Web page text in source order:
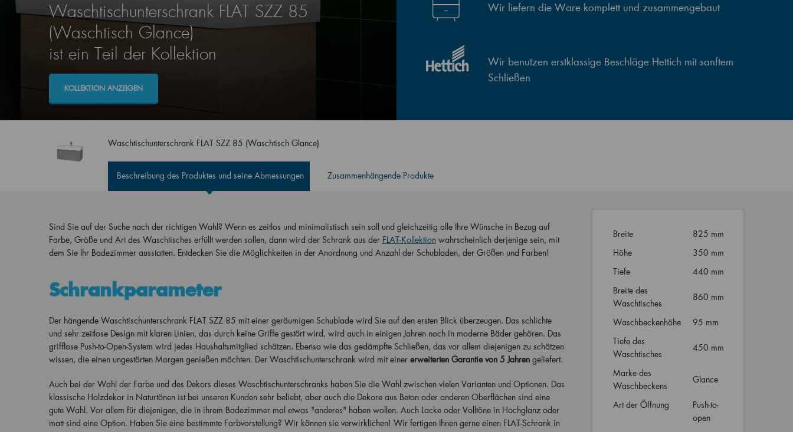
Waschtischunterschrank FLAT SZZ 85
(Waschtisch Glance)
ist ein Teil der Kollektion
KOLLEKTION ANZEIGEN
Wir liefern die Ware komplett und zusammengebaut
Wir benutzen erstklassige Beschläge Hettich mit sanftem
Schließen
Waschtischunterschrank FLAT SZZ 85 (Waschtisch Glance)
Beschreibung des Produktes und seine Abmessungen Zusammenhängende Produkte
Sind Sie auf der Suche nach der richtigen Wahl? Wenn es zeitlos und minimalistisch sein soll und gleichzeitig alle Ihre Wünsche in Bezug auf
Farbe, Größe und Art des Waschtisches erfüllt werden sollen, dann wird der Schrank aus der FLAT-Kollektion wahrscheinlich derjenige sein, mit
dem Sie Ihr Badezimmer ausstatten. Entdecken Sie die Möglichkeiten in der Anordnung und Anzahl der Schubladen, der Größen und Farben!
Schrankparameter
Der hängende Waschtischunterschrank FLAT SZZ 85 mit einer geräumigen Schublade wird Sie auf den ersten Blick überzeugen. Das schlichte
und sehr zeitlose Design mit klaren Linien, das durch keine Griffe gestört wird, wird auch in einigen Jahren noch in moderne Bäder gehören. Das
grifflose Push-to-Open-System wird jedes Haushaltsmitglied schätzen. Ebenso wie das gedämpfte Schließen, das vor allem diejenigen zu schätzen
wissen, die einen ungestörten Morgen genießen möchten. Der Waschtischunterschrank wird mit einer erweiterten Garantie von 5 Jahren geliefert.
Auch bei der Wahl der Farbe und des Dekors dieses Waschtischunterschranks haben Sie die Wahl zwischen vielen Varianten und Optionen. Das
klassische Holzdekor in Naturtönen ist bei unseren Kunden sehr beliebt, aber auch die Dekore aus Beton oder anderen Oberflächen sind eine
gute Wahl. Vor allem für diejenigen, die in ihrem Badezimmer mal etwas "anderes" haben wollen. Auch Lacke oder Volltöne in Hochglanz oder
matt sind eine Option. Haben Sie eine bestimmte Farbvorstellung? Wir können sie verwirklichen! Wir fertigen Ihnen gerne einen FLAT-Schrank in
Breite
825 mm
Höhe
350 mm
Tiefe
440 mm
Breite des
Waschtisches
860 mm
Waschbeckenhöhe
95 mm
Tiefe des
Waschtisches
450 mm
Marke des
Waschbeckens
Glance
Art der Öffnung
Push-to-
open